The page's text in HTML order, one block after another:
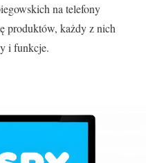
na telefony
produktów, każdy z nich
i funkcje.